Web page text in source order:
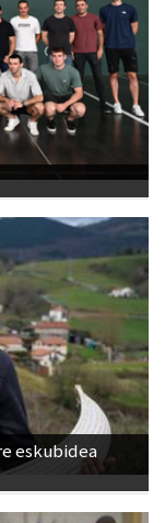
eskubidea